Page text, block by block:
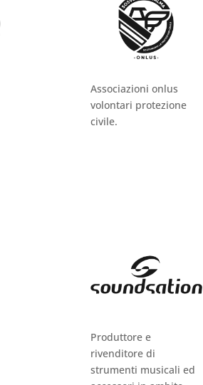
Associazioni onlus
volontari protezione
civile.
Produttore e
rivenditore di
strumenti musicali ed